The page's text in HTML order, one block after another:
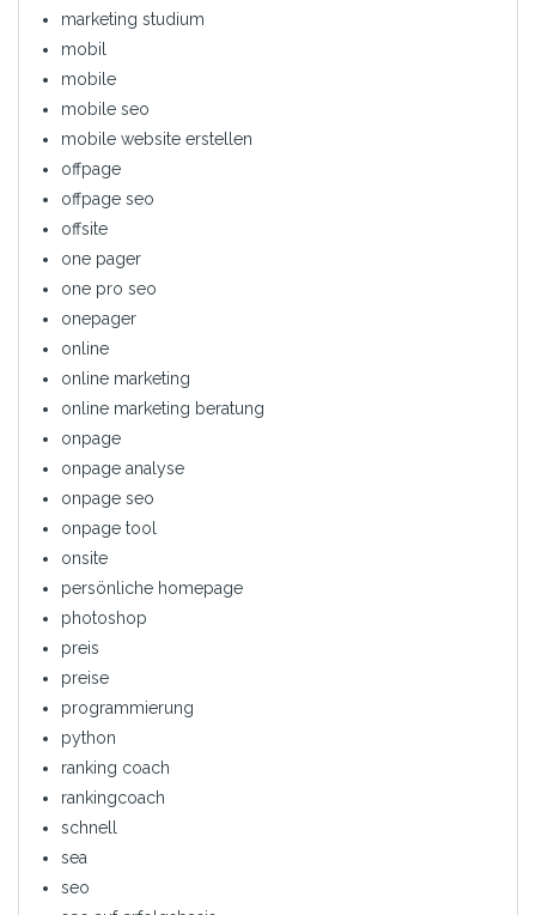
marketing studium
mobil
mobile
mobile seo
mobile website erstellen
offpage
offpage seo
offsite
one pager
one pro seo
onepager
online
online marketing
online marketing beratung
onpage
onpage analyse
onpage seo
onpage tool
onsite
persönliche homepage
photoshop
preis
preise
programmierung
python
ranking coach
rankingcoach
schnell
sea
seo